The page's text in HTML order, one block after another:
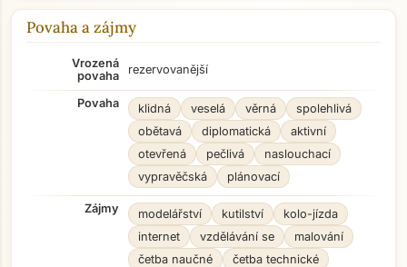
Povaha a zájmy
Vrozená
povaha
rezervovanější
Povaha klidná veselá věrná
spolehlivá
obětavá
diplomatická
aktivní
otevřená
pečlivá
naslouchací
vypravěčská
plánovací
Zájmy modelářství kutilství
kolo-jízda
internet
vzdělávání se
malování
četba naučné
četba technické